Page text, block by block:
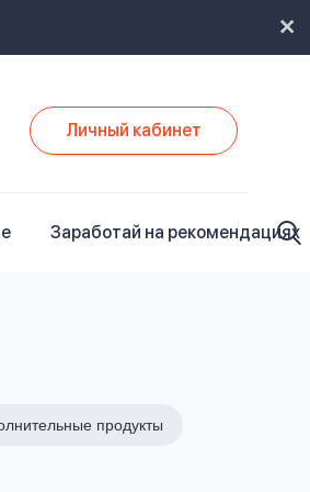
Личный кабинет
Заработай на рекомендациях
продукты